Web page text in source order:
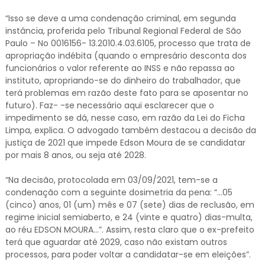
“Isso se deve a uma condenação criminal, em segunda
instância, proferida pelo Tribunal Regional Federal de São
Paulo – No 0016156- 13.2010.4.03.6105, processo que trata de
apropriação indébita (quando o empresário desconta dos
funcionários o valor referente ao INSS e não repassa ao
instituto, apropriando-se do dinheiro do trabalhador, que
terá problemas em razão deste fato para se aposentar no
futuro). Faz- -se necessário aqui esclarecer que o
impedimento se dá, nesse caso, em razão da Lei do Ficha
Limpa, explica. O advogado também destacou a decisão da
justiça de 2021 que impede Edson Moura de se candidatar
por mais 8 anos, ou seja até 2028.
“Na decisão, protocolada em 03/09/2021, tem-se a
condenação com a seguinte dosimetria da pena: “…05
(cinco) anos, 01 (um) mês e 07 (sete) dias de reclusão, em
regime inicial semiaberto, e 24 (vinte e quatro) dias-multa,
ao réu EDSON MOURA…”. Assim, resta claro que o ex-prefeito
terá que aguardar até 2029, caso não existam outros
processos, para poder voltar a candidatar-se em eleições”.